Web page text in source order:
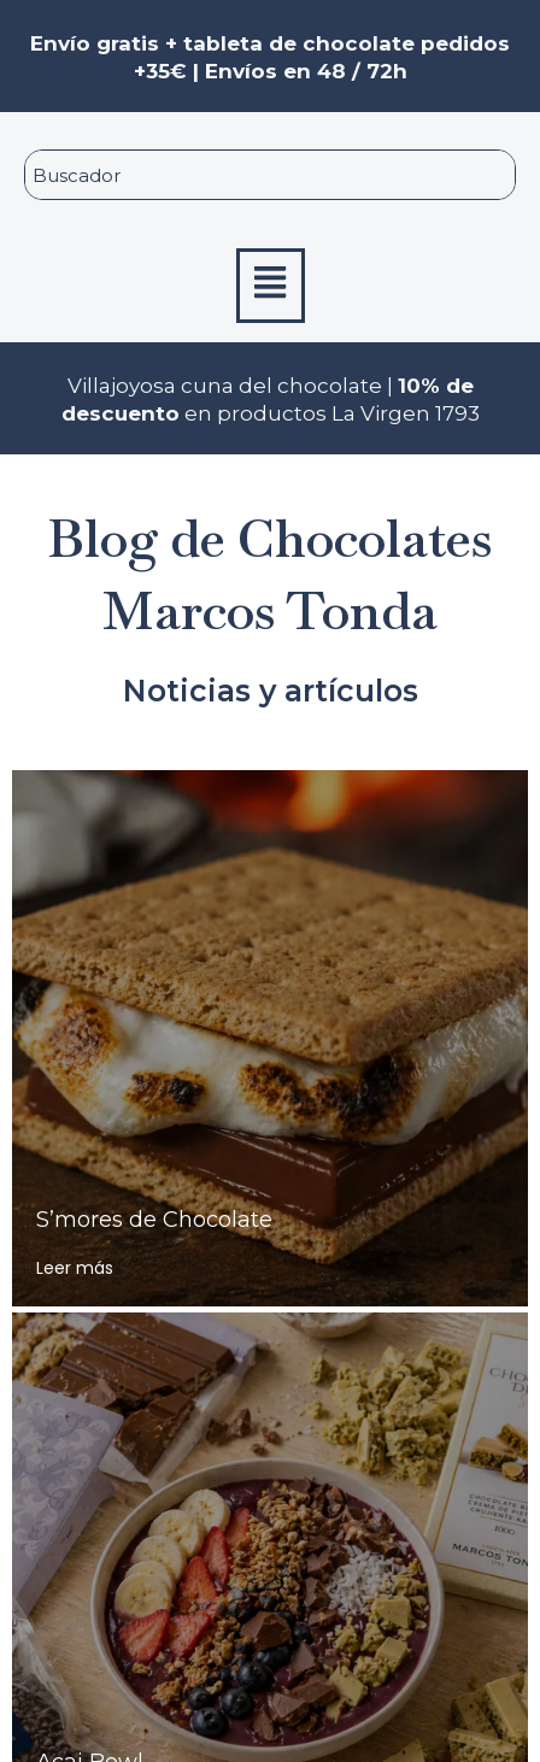
Envío gratis + tableta de chocolate pedidos
+35€ | Envíos en 48 / 72h
Menú
Villajoyosa cuna del chocolate | 10% de
descuento en productos La Virgen 1793
Blog de Chocolates
Marcos Tonda
Noticias y artículos
S’mores de Chocolate
Leer más